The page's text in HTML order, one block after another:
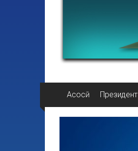
Асосӣ Президент